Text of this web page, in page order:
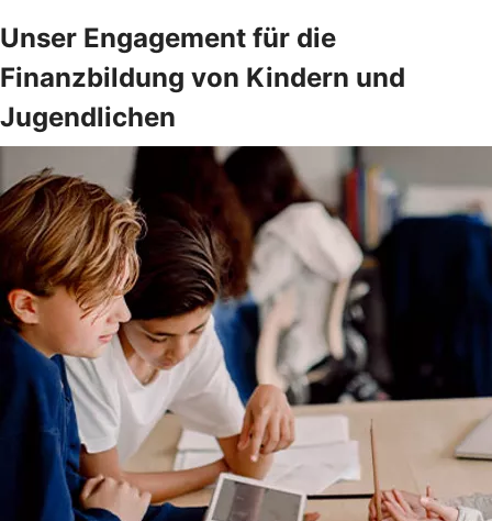
Unser Engagement für die
Finanzbildung von Kindern und
Jugendlichen